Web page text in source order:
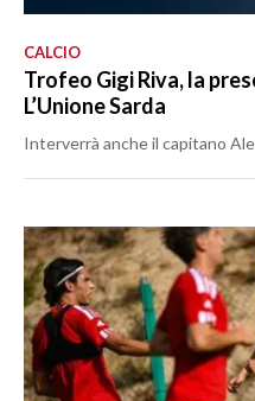
CALCIO
Trofeo Gigi Riva, la
L’Unione Sarda
Interverrà anche il capitano